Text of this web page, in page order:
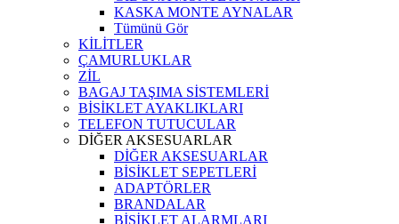
KASKA MONTE AYNALAR
Tümünü Gör
KİLİTLER
ÇAMURLUKLAR
ZİL
BAGAJ TAŞIMA SİSTEMLERİ
BİSİKLET AYAKLIKLARI
TELEFON TUTUCULAR
DİĞER AKSESUARLAR
DİĞER AKSESUARLAR
BİSİKLET SEPETLERİ
ADAPTÖRLER
BRANDALAR
BİSİKLET ALARMLARI